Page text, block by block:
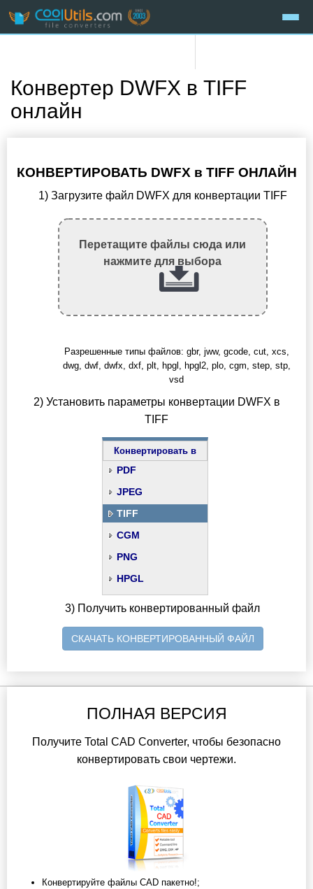
Конвертер DWFX в TIFF
онлайн
КОНВЕРТИРОВАТЬ DWFX в TIFF ОНЛАЙН
1) Загрузите файл DWFX для конвертации TIFF
Перетащите файлы сюда или
нажмите для выбора
Разрешенные типы файлов: gbr, jww, gcode, cut, xcs,
dwg, dwf, dwfx, dxf, plt, hpgl, hpgl2, plo, cgm, step, stp,
vsd
2) Установить параметры конвертации DWFX в
TIFF
Конвертировать в
PDF
JPEG
TIFF
CGM
PNG
HPGL
3) Получить конвертированный файл
СКАЧАТЬ КОНВЕРТИРОВАННЫЙ ФАЙЛ
ПОЛНАЯ ВЕРСИЯ
Получите Total CAD Converter, чтобы безопасно
конвертировать свои чертежи.
Конвертируйте файлы CAD пакетно!;